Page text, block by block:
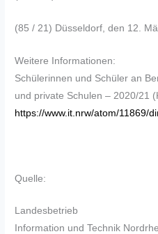
(85 / 21) Düsseldorf, den 12.
Weitere Informationen:
Schülerinnen und Schüler an
und private Schulen – 2020/21
https://www.it.nrw/atom/11869/
Quelle:
Landesbetrieb
Information und Technik